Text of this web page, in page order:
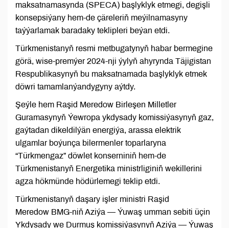
maksatnamasynda (SPECA) başlyklyk etmegi, degişli
konsepsiýany hem-de çäreleriň meýilnamasyny
taýýarlamak baradaky teklipleri beýan etdi.
Türkmenistanyň resmi metbugatynyň habar bermegine
görä, wise-premýer 2024-nji ýylyň ahyrynda Täjigistan
Respublikasynyň bu maksatnamada başlyklyk etmek
döwri tamamlanýandygyny aýtdy.
Şeýle hem Raşid Meredow Birleşen Milletler
Guramasynyň Ýewropa ykdysady komissiýasynyň gaz,
gaýtadan dikeldilýän energiýa, arassa elektrik
ulgamlar boýunça bilermenler toparlaryna
“Türkmengaz” döwlet konserniniň hem-de
Türkmenistanyň Energetika ministrliginiň wekillerini
agza hökmünde hödürlemegi teklip etdi.
Türkmenistanyň daşary işler ministri Raşid
Meredow BMG-niň Aziýa — Ýuwaş umman sebiti üçin
Ykdysady we Durmuş komissiýasynyň Aziýa — Ýuwaş